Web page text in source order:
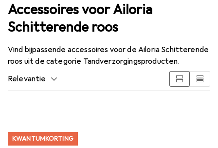
Accessoires voor Ailoria
Schitterende roos
Vind bijpassende accessoires voor de Ailoria Schitterende
roos uit de categorie Tandverzorgingsproducten.
Relevantie
KWANTUMKORTING